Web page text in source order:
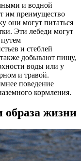
и водной
им преимущество
они могут питаться
Эти лебеди могут
путем
и стеблей
добывают пищу,
воды или у
и травой.
поведение
кормления.
образа жизни